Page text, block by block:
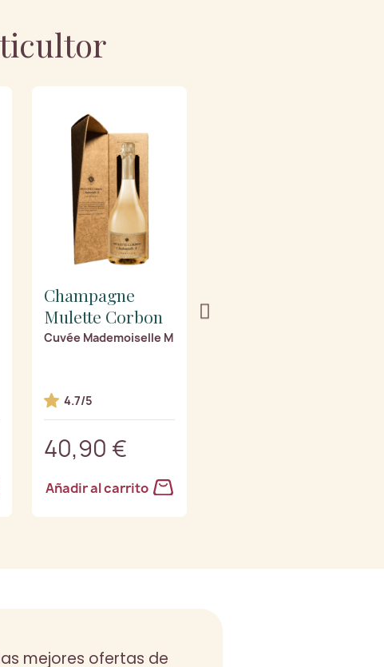
Champagne
Mulette Corbon
Cuvée Mademoiselle M
4.7/5
40,90 €
Añadir al carrito
mejores ofertas de